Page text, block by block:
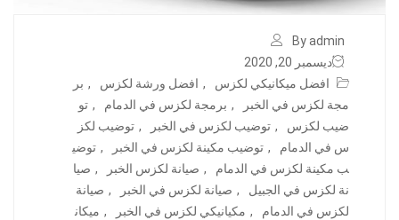
By admin
ديسمبر 20, 2020
افضل ميكانيكي لكزس
, افضل ورشة لكزس , بر
مجة لكزس في الخبر
, برمجة لكزس في الدمام , تو
ضيب لكزس
, توضيب لكزس في الخبر , توضيب لكز
س في الدمام
, توضيب مكينة لكزس في الخبر , توضي
ب مكينة لكزس في الدمام
, صيانة لكزس الخبر , صيا
نة لكزس في الجبيل
, صيانة لكزس في الخبر , صيانة
لكزس في الدمام
, مكيانيكي لكزس في الخبر , ميكان